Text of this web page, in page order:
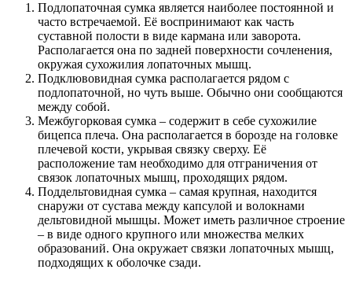
Подлопаточная сумка является наиболее постоянной и
часто встречаемой. Её воспринимают как часть
суставной полости в виде кармана или заворота.
Располагается она по задней поверхности сочленения,
окружая сухожилия лопаточных мышц.
Подклювовидная сумка располагается рядом с
подлопаточной, но чуть выше. Обычно они сообщаются
между собой.
Межбугорковая сумка – содержит в себе сухожилие
бицепса плеча. Она располагается в борозде на головке
плечевой кости, укрывая связку сверху. Её
расположение там необходимо для отграничения от
связок лопаточных мышц, проходящих рядом.
Поддельтовидная сумка – самая крупная, находится
снаружи от сустава между капсулой и волокнами
дельтовидной мышцы. Может иметь различное строение
– в виде одного крупного или множества мелких
образований. Она окружает связки лопаточных мышц,
подходящих к оболочке сзади.